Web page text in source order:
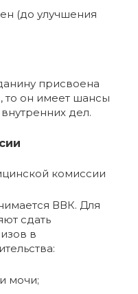
(до улучшения
присвоена
то он имеет шансы
дел.
комиссии
ВВК. Для
сдать
в
мочи;